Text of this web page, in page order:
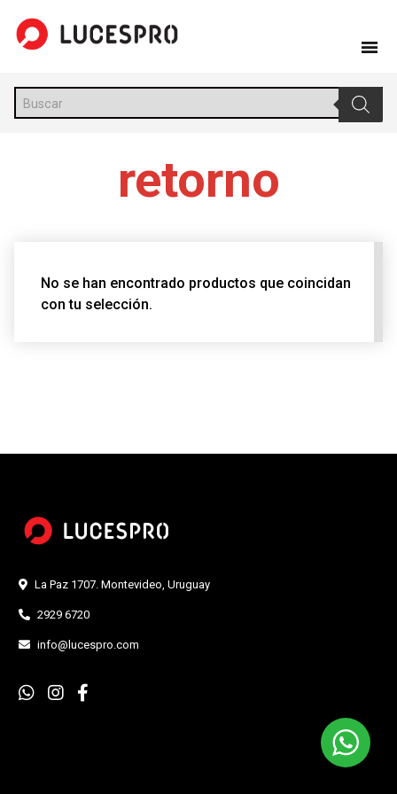
content
Búsqueda
de
productos
retorno
No se han encontrado productos que coincidan
con tu selección.
La Paz 1707. Montevideo, Uruguay
2929 6720
info@lucespro.com